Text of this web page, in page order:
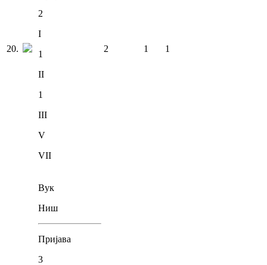
20.
2
I
1
II
1
III
V
VII
2 1 1
Вук
Ниш
Пријава
3